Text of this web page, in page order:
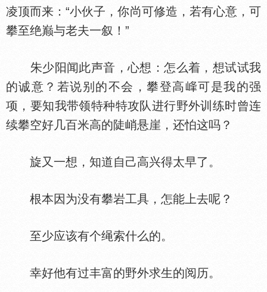
凌顶而来：“小伙子，你尚可修造，若有心意，可
攀至绝巅与老夫一叙！”
朱少阳闻此声音，心想：怎么着，想试试我
的诚意？若说别的不会，攀登高
可是我的强
项，要知我带领特种特攻队进行野外训练时曾连
续攀空好几百米高的陡峭悬崖，还怕这吗？
旋又一想，知道自己高兴得太早了。
根本因为没有攀岩工具，怎能上去呢？
至少应该有个绳索什么的。
幸好他有过丰富的野外求生的阅历。